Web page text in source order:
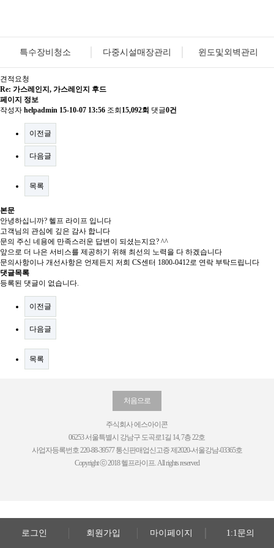
특수장비청소 다중시설매장관리 윈도및외벽관리
로그인 회원가입 마이페이지 1:1문의
견적요청
Re: 가스레인지, 가스레인지 후드
페이지 정보
작성자 helpadmin 15-10-07 13:56 조회 15,092회 댓글0건
이전글
다음글
목록
본문
안녕하십니까? 헬프 라이프 입니다
고객님의 관심에 깊은 감사 합니다
문의 주신 네용에 만족스러운 답변이 되셨는지요? ^^
앞으로 더 나은 서비스를 제공하기 위해 최선의 노력을 다 하겠습니다
문의사항이나 개선사항은 언제든지 저희 CS센터 1800-0412로 연락 부탁드립니다
댓글목록
등록된 댓글이 없습니다.
이전글
다음글
목록
처음으로
주식회사 에스아이콘
06253 서울특별시 강남구 도곡로1길 14, 7층 22호
사업자등록번호 220-88-39577 통신판매업신고증 제2020-서울강남-03365호
Copyright ⓒ 2018 헬프라이프. All rights reserved